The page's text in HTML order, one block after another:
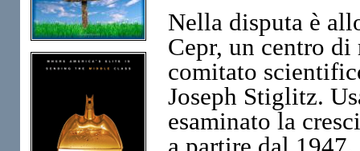
Nella disputa è
Cepr, un centro di
comitato
Joseph Stiglitz.
esaminato la